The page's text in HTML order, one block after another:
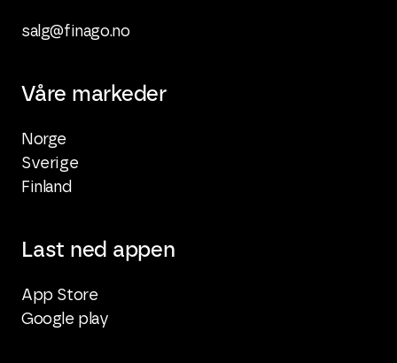
salg@finago.no
Våre markeder
Norge
Sverige
Finland
Last ned appen
App Store
Google play